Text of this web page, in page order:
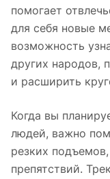
помогает
для себя новые
возможность
других народов,
и расширить
Когда вы
людей, важно
резких
препятствий.